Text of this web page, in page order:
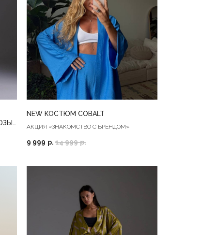
NEW КОСТЮМ COBALT
АКЦИЯ «ЗНАКОМСТВО С БРЕНДОМ»
9 999 р. 14 999 р.